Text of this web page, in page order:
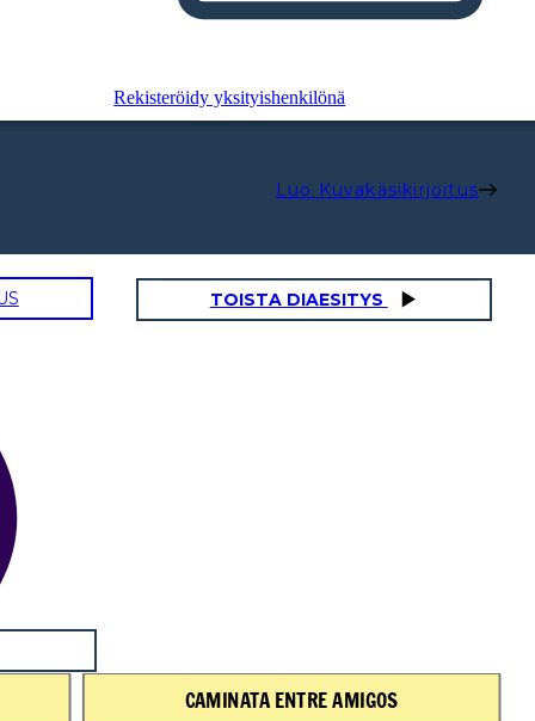
Rekisteröidy yksityishenkilönä
Luo Kuvakäsikirjoitus
TOISTA DIAESITYS
CAMINATA ENTRE AMIGOS